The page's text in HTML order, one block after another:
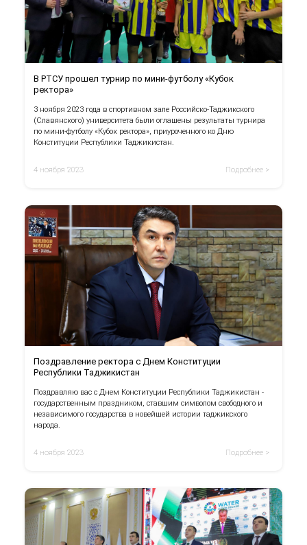
В РТСУ прошел турнир по мини-футболу «Кубок
ректора»
3 ноября 2023 года в спортивном зале Российско-Таджикского
(Славянского) университета были оглашены результаты турнира
по мини-футболу «Кубок ректора», приуроченного ко Дню
Конституции Республики Таджикистан.
4 ноября 2023 Подробнее >
Поздравление ректора с Днем Конституции
Республики Таджикистан
Поздравляю вас с Днем Конституции Республики Таджикистан -
государственным праздником, ставшим символом свободного и
независимого государства в новейшей истории таджикского
народа.
4 ноября 2023 Подробнее >